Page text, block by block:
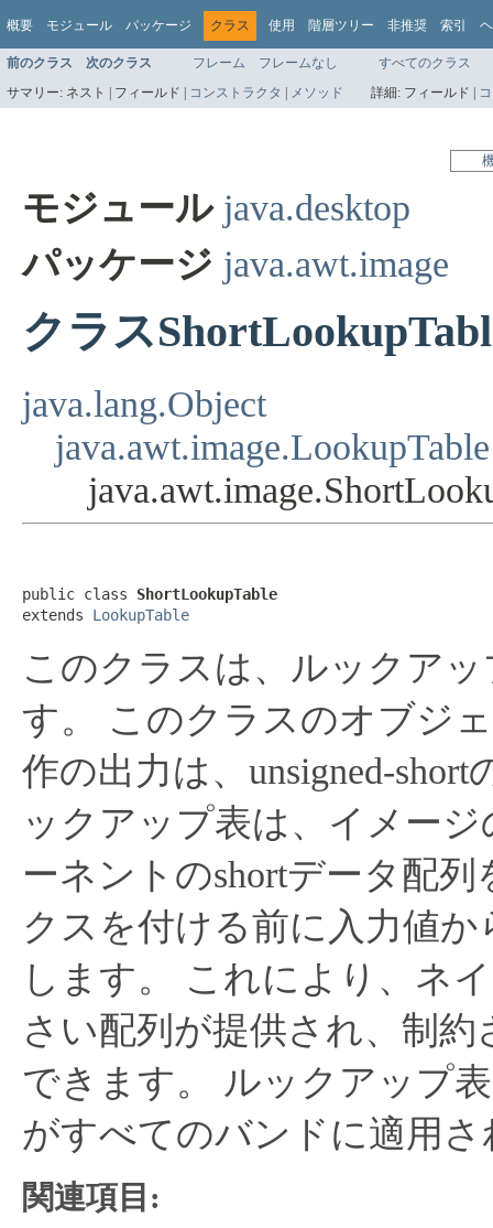
概要 モジュール パッケージ クラス 使用 階層ツリー 非推奨 索引
前のクラス 次のクラス フレーム フレームなし
すべてのクラス
サマリー: ネスト | フィールド | コンストラクタ | メソッド 詳細: フィールド |
モジュール java.desktop
パッケージ java.awt.image
クラス
java.lang.Object
java.awt.image.LookupTable
public class ShortLookupTable
extends LookupTable
このクラスは、ルックア
す。
このクラスのオブジ
作の出力は、unsigned-
ックアップ表は、イメー
ーネントのshortデータ配
クスを付ける前に入力値
します。
これにより、ネ
さい配列が提供され、制
できます。
ルックアップ
がすべてのバンドに適用
関連項目: